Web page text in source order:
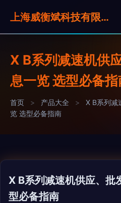
上海威衡斌科技有限公司
X B系列减速机供
息一览 选型必备
首页 > 产品大全 >
X B系列减
览 选型必备指南
X B系列减速机供应、批
型必备指南